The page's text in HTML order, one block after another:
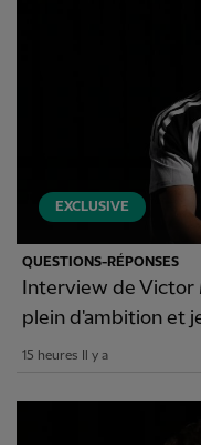
EXCLUSIVE
QUESTIONS-RÉPONSES
Interview de Victor
plein d'ambition et
15 heures Il y a